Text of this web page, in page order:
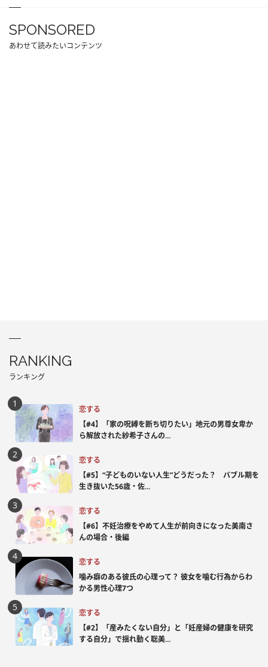
SPONSORED
あわせて読みたいコンテンツ
RANKING
ランキング
恋する
【#4】「家の呪縛を断ち切りたい」地元の男尊女卑か
ら解放された紗希子さんの...
恋する
【#5】“子どものいない人生”どうだった？ バブル期を
生き抜いた56歳・佐...
恋する
【#6】不妊治療をやめて人生が前向きになった美南さ
んの場合・後編
恋する
噛み癖のある彼氏の心理って？ 彼女を噛む行為からわ
かる男性心理7つ
恋する
【#2】「産みたくない自分」と「妊産婦の健康を研究
する自分」で揺れ動く聡美...